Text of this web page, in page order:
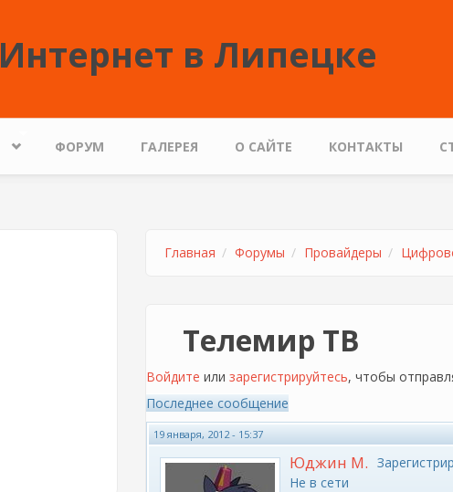
Интернет в Липецке
ФОРУМ ГАЛЕРЕЯ О САЙТЕ КОНТАКТЫ
Главная Форумы Провайдеры
Телемир ТВ
Войдите или зарегистрируйтесь, чтобы
Последнее сообщение
19 января, 2012 - 15:37
Юджин М.
Не в сети